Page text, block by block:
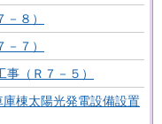
８）
７）
事（Ｒ７－５）
庫棟太陽光発電設備設置